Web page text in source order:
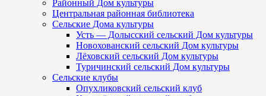
Районный Дом культуры
Центральная районная библиотека
Сельские Дома культуры
Усть — Долысский сельский Дом культуры
Новохованский сельский Дом культуры
Лёховский сельский Дом культуры
Туричинский сельский Дом культуры
Сельские клубы
Опухликовский сельский клуб